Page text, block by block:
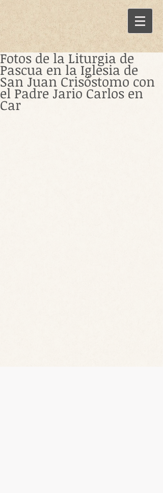
Fotos de la Liturgia de
Pascua en la Iglesia de
San Juan Crisóstomo con
el Padre Jario Carlos en
Car